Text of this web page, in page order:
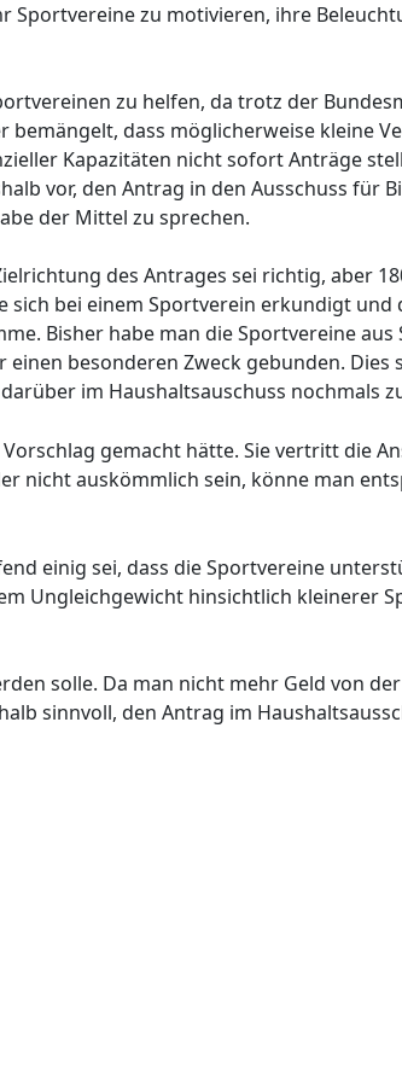
zu motivieren, ihre
zu helfen, da trotz der
dass möglicherweise kleine
Kapazitäten nicht sofort Anträge
vor, den Antrag in den Ausschuss für
der Mittel zu sprechen.
des Antrages sei richtig, aber
sich bei einem Sportverein erkundigt und
Bisher habe man die Sportvereine
besonderen Zweck gebunden. Dies
im Haushaltsauschuss nochmals
gemacht hätte. Sie vertritt die
nicht auskömmlich sein, könne man
einig sei, dass die Sportvereine
Ungleichgewicht hinsichtlich kleinerer
solle. Da man nicht mehr Geld von der
sinnvoll, den Antrag im